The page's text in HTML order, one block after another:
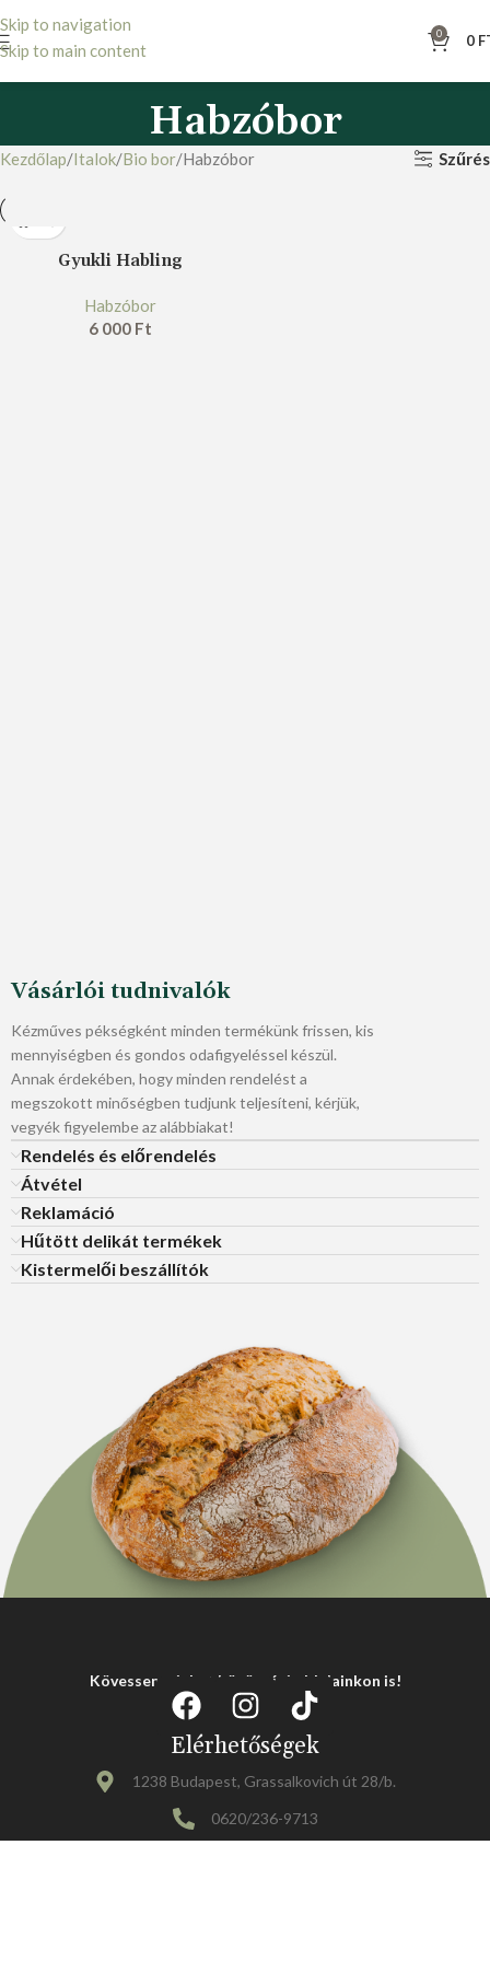
Skip to navigation
Skip to main content
0 0
Habzóbor
Kezdőlap Italok Bio bor Habzóbor Szűrés
Gyukli Habling
Habzóbor
6 000 Ft
Vásárlói tudnivalók
Kézműves pékségként minden termékünk frissen, kis
mennyiségben és gondos odafigyeléssel készül.
Annak érdekében, hogy minden rendelést a
megszokott minőségben tudjunk teljesíteni, kérjük,
vegyék figyelembe az alábbiakat!
Rendelés és előrendelés
Átvétel
Reklamáció
Hűtött delikát termékek
Kistermelői beszállítók
Kövessen minket közösségi oldalainkon is!
Elérhetőségek
1238 Budapest, Grassalkovich út 28/b.
0620/236-9713